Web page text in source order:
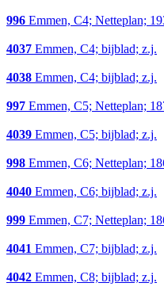
996 Emmen, C4; Netteplan;
4037 Emmen, C4; bijblad; z.j.
4038 Emmen, C4; bijblad; z.j.
997 Emmen, C5; Netteplan;
4039 Emmen, C5; bijblad; z.j.
998 Emmen, C6; Netteplan;
4040 Emmen, C6; bijblad; z.j.
999 Emmen, C7; Netteplan;
4041 Emmen, C7; bijblad; z.j.
4042 Emmen, C8; bijblad; z.j.